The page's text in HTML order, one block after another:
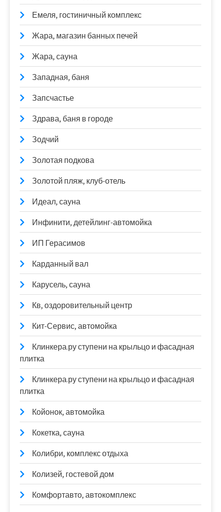
Емеля, гостиничный комплекс
Жара, магазин банных печей
Жара, сауна
Западная, баня
Запсчастье
Здрава, баня в городе
Зодчий
Золотая подкова
Золотой пляж, клуб-отель
Идеал, сауна
Инфинити, детейлинг-автомойка
ИП Герасимов
Карданный вал
Карусель, сауна
Кв, оздоровительный центр
Кит-Сервис, автомойка
Клинкера.ру ступени на крыльцо и фасадная
плитка
Клинкера.ру ступени на крыльцо и фасадная
плитка
Койонок, автомойка
Кокетка, сауна
Колибри, комплекс отдыха
Колизей, гостевой дом
Комфортавто, автокомплекс